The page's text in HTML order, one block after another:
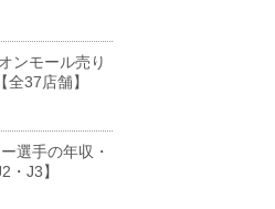
ンモール売り
37店舗】
選手の年収・
・J3】